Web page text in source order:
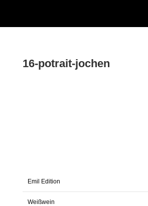
16-potrait-jochen
Emil Edition
Weißwein